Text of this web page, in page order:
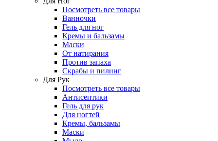
Посмотреть все товары
Ванночки
Гель для ног
Кремы и бальзамы
Маски
От натирания
Против запаха
Скрабы и пилинг
Для Рук
Посмотреть все товары
Антисептики
Гель для рук
Для ногтей
Кремы, бальзамы
Маски